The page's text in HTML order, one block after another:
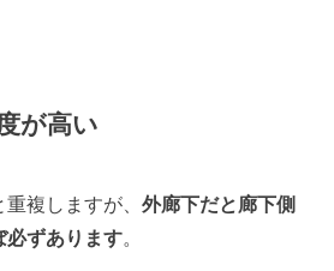
が高い
重複しますが、外廊下だと廊下側
必ずあります。